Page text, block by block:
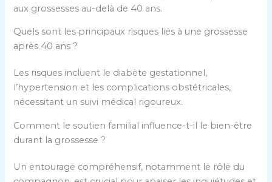
aux grossesses au-delà de 40 ans.
Quels sont les principaux risques liés à une grossesse
après 40 ans ?
Les risques incluent le diabète gestationnel,
l’hypertension et les complications obstétricales,
nécessitant un suivi médical rigoureux.
Comment le soutien familial influence-t-il le bien-être
durant la grossesse ?
Un entourage compréhensif, notamment le rôle du